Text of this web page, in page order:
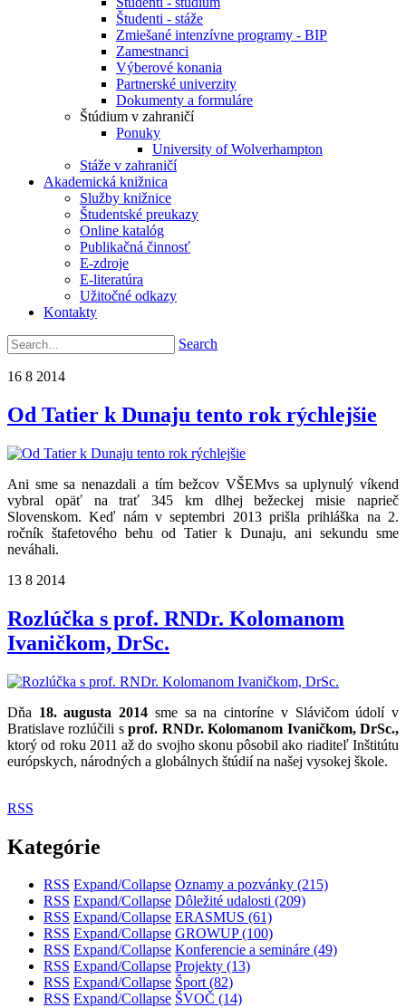
Študenti - stáže
Zmiešané intenzívne programy - BIP
Zamestnanci
Výberové konania
Partnerské univerzity
Dokumenty a formuláre
Štúdium v zahraničí
Ponuky
University of Wolverhampton
Stáže v zahraničí
Akademická knižnica
Služby knižnice
Študentské preukazy
Online katalóg
Publikačná činnosť
E-zdroje
E-literatúra
Užitočné odkazy
Kontakty
Search
16 8 2014
Od Tatier k Dunaju tento rok rýchlejšie
Ani sme sa nenazdali a tím bežcov VŠEMvs sa uplynulý víkend
vybral opäť na trať 345 km dlhej bežeckej misie naprieč
Slovenskom. Keď nám v septembri 2013 prišla prihláška na 2.
ročník štafetového behu od Tatier k Dunaju, ani sekundu sme
neváhali.
13 8 2014
Rozlúčka s prof. RNDr. Kolomanom
Ivaničkom, DrSc.
Dňa 18. augusta 2014 sme sa na cintoríne v Slávičom údolí v
Bratislave rozlúčili sprof. RNDr. Kolomanom Ivaničkom, DrSc.,
ktorý od roku 2011 až do svojho skonu pôsobil ako riaditeľ Inštitútu
európskych, národných a globálnych štúdií na našej vysokej škole.
RSS
Kategórie
RSS Expand/Collapse Oznamy a pozvánky (215)
RSS Expand/Collapse Dôležité udalosti (209)
RSS Expand/Collapse ERASMUS (61)
RSS Expand/Collapse GROWUP(100)
RSS Expand/Collapse Konferencie a semináre (49)
RSS Expand/Collapse Projekty (13)
RSS Expand/Collapse Šport(82)
RSS Expand/Collapse ŠVOČ (14)